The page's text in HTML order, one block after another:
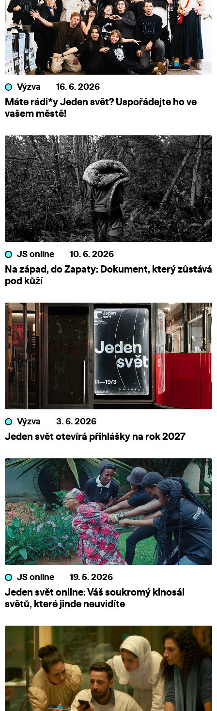
Výzva 16. 6. 2026
Máte rádi*y Jeden svět? Uspořádejte ho ve
vašem městě!
JS online 10. 6. 2026
Na západ, do Zapaty: Dokument, který zůstává
pod kůží
Výzva 3. 6. 2026
Jeden svět otevírá přihlášky na rok 2027
JS online 19. 5. 2026
Jeden svět online: Váš soukromý kinosál
světů, které jinde neuvidíte